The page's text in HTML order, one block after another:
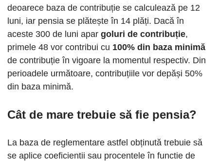
deoarece baza de contribuție se calculează pe 12
luni, iar pensia se plătește în 14 plăți. Dacă în
aceste 300 de luni apar goluri de contribuție,
primele 48 vor contribui cu 100% din baza minimă
de contribuție în vigoare la momentul respectiv. Din
perioadele următoare, contribuțiile vor depăși 50%
din baza minimă.
Cât de mare trebuie să fie pensia?
La baza de reglementare astfel obținută trebuie să
se aplice coeficientii sau procentele în functie de